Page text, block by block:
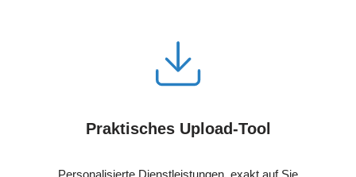
Praktisches Upload-Tool
Personalisierte Dienstleistungen, exakt auf Sie